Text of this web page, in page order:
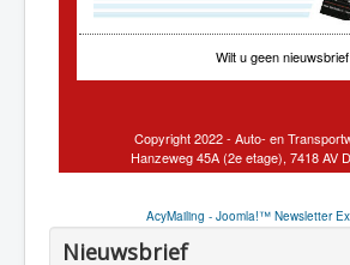
AcyMailing - Joomla!™ Newsletter
Nieuwsbrief